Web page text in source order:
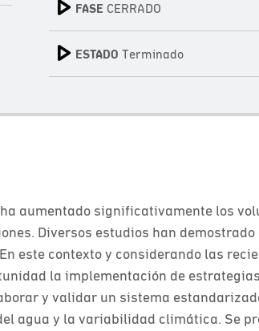
FASE CERRADO
ESTADO Terminado
aumentado significativamente los
Diversos estudios han
este contexto y considerando las
la implementación de
y validar un sistema
agua y la variabilidad climática. Se